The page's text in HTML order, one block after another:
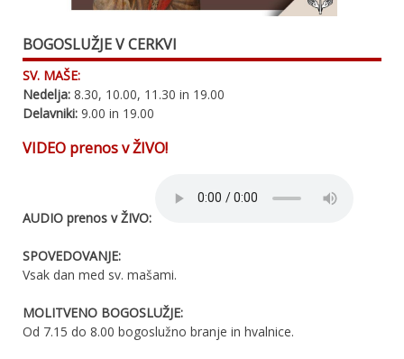
BOGOSLUŽJE V CERKVI
SV. MAŠE:
Nedelja: 8.30, 10.00, 11.30 in 19.00
Delavniki: 9.00 in 19.00
VIDEO prenos v ŽIVO!
AUDIO prenos v ŽIVO:
SPOVEDOVANJE:
Vsak dan med sv. mašami.
MOLITVENO BOGOSLUŽJE:
Od 7.15 do 8.00 bogoslužno branje in hvalnice.